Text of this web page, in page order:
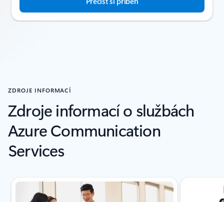
ZDROJE INFORMACÍ
Zdroje informací o službách
Azure Communication
Services